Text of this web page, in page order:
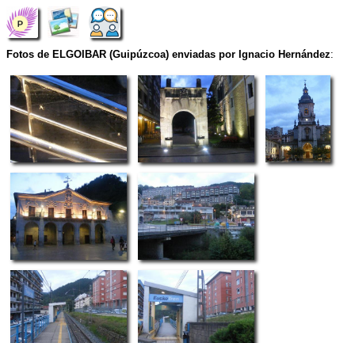
Fotos de ELGOIBAR (Guipúzcoa) enviadas por Ignacio Hernández: